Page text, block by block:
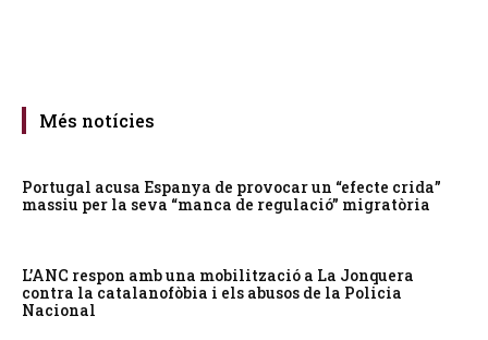
Més notícies
Portugal acusa Espanya de provocar un “efecte crida”
massiu per la seva “manca de regulació” migratòria
L’ANC respon amb una mobilització a La Jonquera
contra la catalanofòbia i els abusos de la Policia
Nacional